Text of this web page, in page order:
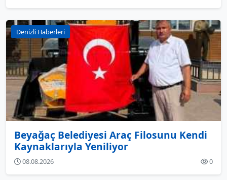
Denizli Haberleri
Beyağaç Belediyesi Araç Filosunu Kendi
Kaynaklarıyla Yeniliyor
08.08.2026 0